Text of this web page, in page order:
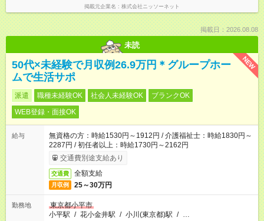
掲載元企業名 株式会社ニッソーネット
掲載日：2026.08.08
未読
NEW
50代×未経験で月収例26.9万円＊グループホー
ムで生活サポ
派遣 職種未経験OK 社会人未経験OK
ブランクOK
WEB登録・面接OK
給与
無資格の方：時給1530円～1912円 / 介護福祉士：時給1830円～
2287円 / 初任者以上：時給1730円～2162円
交通費別途支給あり
交通費 全額支給
月収例 25～30万円
勤務地
東京都小平市
小平駅 / 花小金井駅 / 小川(東京都)駅 / …